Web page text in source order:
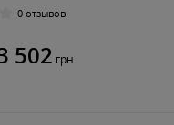
0 отзывов
502 грн